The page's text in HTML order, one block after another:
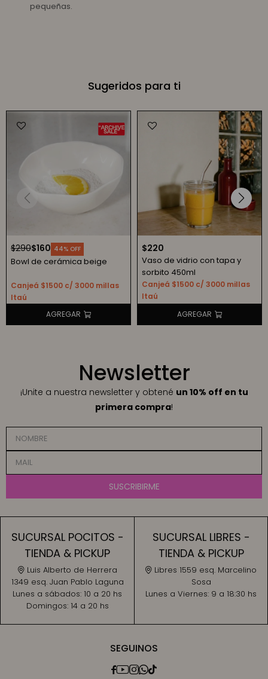
pequeñas.
Sugeridos para ti
$160
$290 44
Bowl de cerámica beige
Canjeá $1500 c/ 3000 millas
Itaú
$220
Vaso de vidrio con tapa y
sorbito 450ml
Canjeá $1500 c/ 3000 millas
Itaú
SEGUINOS

Newsletter
¡Unite a nuestra newsletter y obtené un 10% off en tu
primera compra!
SUSCRIBIRME
SUCURSAL POCITOS -
TIENDA & PICKUP
Luis Alberto de Herrera
1349 esq. Juan Pablo Laguna
Lunes a sábados: 10 a 20 hs
Domingos: 14 a 20 hs
SUCURSAL LIBRES -
TIENDA & PICKUP
Libres 1559 esq. Marcelino
Sosa
Lunes a Viernes: 9 a 18:30 hs